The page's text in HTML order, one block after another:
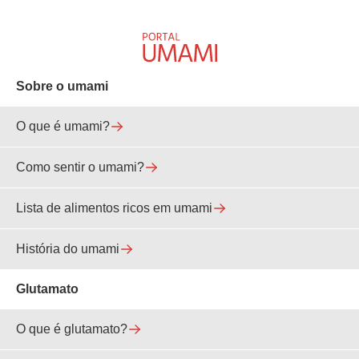
Sobre o umami
O que é umami?
Como sentir o umami?
Lista de alimentos ricos em umami
História do umami
Glutamato
O que é glutamato?